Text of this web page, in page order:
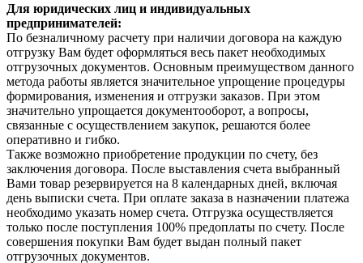
Для юридических лиц и индивидуальных
предпринимателей:
По безналичному расчету при наличии договора на каждую
отгрузку Вам будет оформляться весь пакет необходимых
отгрузочных документов. Основным преимуществом данного
метода работы является значительное упрощение процедуры
формирования, изменения и отгрузки заказов. При этом
значительно упрощается документооборот, а вопросы,
связанные с осуществлением закупок, решаются более
оперативно и гибко.
Также возможно приобретение продукции по счету, без
заключения договора. После выставления счета выбранный
Вами товар резервируется на 8 календарных дней, включая
день выписки счета. При оплате заказа в назначении платежа
необходимо указать номер счета. Отгрузка осуществляется
только после поступления 100% предоплаты по счету. После
совершения покупки Вам будет выдан полный пакет
отгрузочных документов.